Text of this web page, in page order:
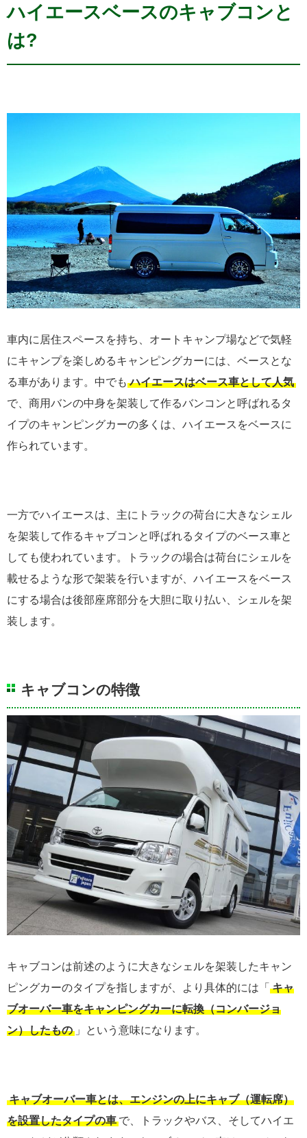
ハイエースベースのキャブコンと
は?
車内に居住スペースを持ち、オートキャンプ場などで気軽
にキャンプを楽しめるキャンピングカーには、ベースとな
る車があります。中でも ハイエースはベース車として人気
で、商用バンの中身を架装して作るバンコンと呼ばれるタ
イプのキャンピングカーの多くは、ハイエースをベースに
作られています。
一方でハイエースは、主にトラックの荷台に大きなシェル
を架装して作るキャブコンと呼ばれるタイプのベース車と
しても使われています。トラックの場合は荷台にシェルを
載せるような形で架装を行いますが、ハイエースをベース
にする場合は後部座席部分を大胆に取り払い、シェルを架
装します。
キャブコンの特徴
キャブコンは前述のように大きなシェルを架装したキャン
ピングカーのタイプを指しますが、より具体的には「 キャ
ブオーバー車をキャンピングカーに転換（コンバージョ
ン）したもの 」という意味になります。
キャブオーバー車とは、エンジンの上にキャブ（運転席）
を設置したタイプの車 で、トラックやバス、そしてハイエ